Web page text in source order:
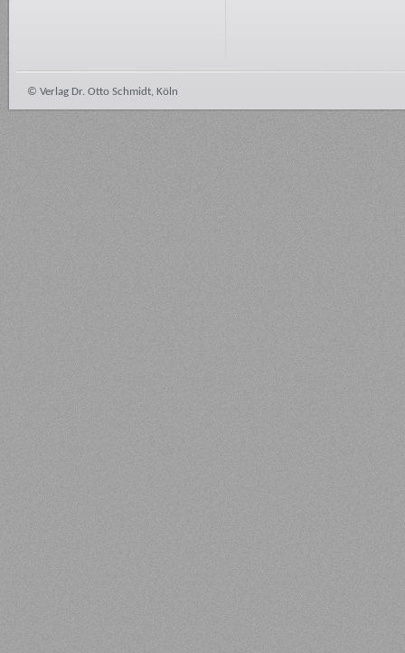
© Verlag Dr. Otto Schmidt, Köln